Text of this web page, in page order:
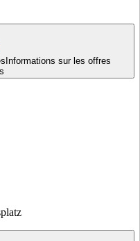
Informations sur les offres